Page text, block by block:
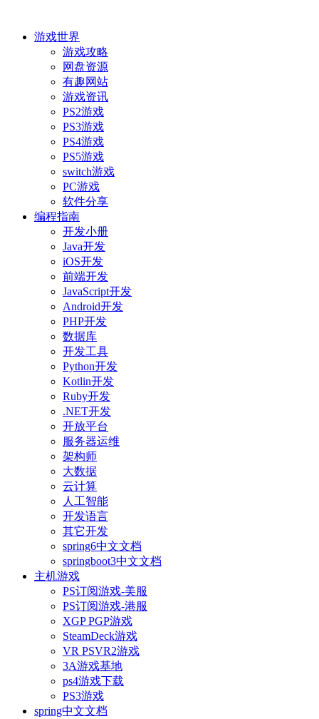
游戏世界
游戏攻略
网盘资源
有趣网站
游戏资讯
PS2游戏
PS3游戏
PS4游戏
PS5游戏
switch游戏
PC游戏
软件分享
编程指南
开发小册
Java开发
iOS开发
前端开发
JavaScript开发
Android开发
PHP开发
数据库
开发工具
Python开发
Kotlin开发
Ruby开发
.NET开发
开放平台
服务器运维
架构师
大数据
云计算
人工智能
开发语言
其它开发
spring6中文文档
springboot3中文文档
主机游戏
PS订阅游戏-美服
PS订阅游戏-港服
XGP PGP游戏
SteamDeck游戏
VR PSVR2游戏
3A游戏基地
ps4游戏下载
PS3游戏
spring中文文档